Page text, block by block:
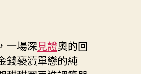
變
的
“十
一場深見證奧的回
錢褻瀆單戀的純